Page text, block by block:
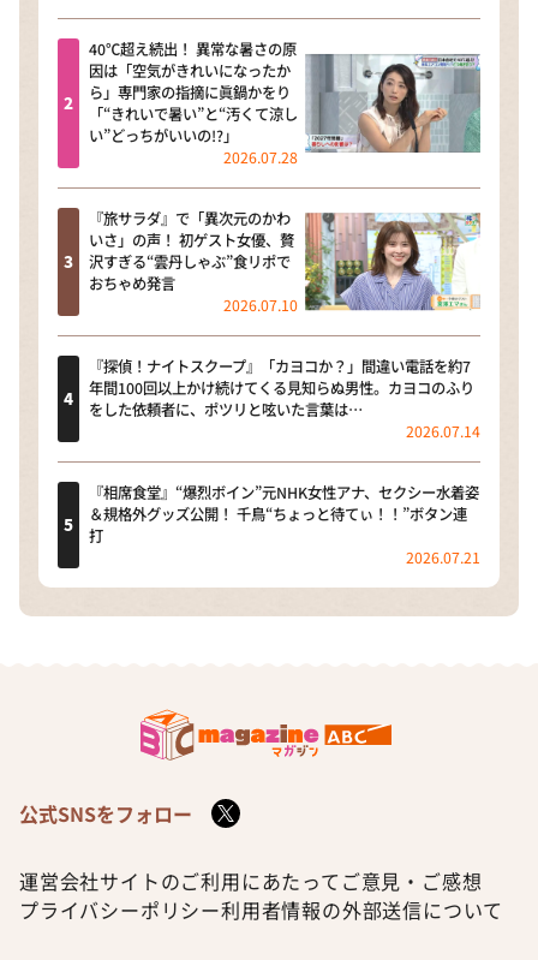
40℃超え続出！ 異常な暑さの原
因は「空気がきれいになったか
ら」専門家の指摘に眞鍋かをり
「“きれいで暑い”と“汚くて涼し
い”どっちがいいの!?」
2026.07.28
『旅サラダ』で「異次元のかわ
いさ」の声！ 初ゲスト女優、贅
沢すぎる“雲丹しゃぶ”食リポで
おちゃめ発言
2026.07.10
『探偵！ナイトスクープ』「カヨコか？」間違い電話を約7
年間100回以上かけ続けてくる見知らぬ男性。カヨコのふり
をした依頼者に、ポツリと呟いた言葉は…
2026.07.14
『相席食堂』“爆烈ボイン”元NHK女性アナ、セクシー水着姿
＆規格外グッズ公開！ 千鳥“ちょっと待てぃ！！”ボタン連
打
2026.07.21
公式SNSをフォロー
運営会社サイトのご利用にあたって ご意見・ご感想
プライバシーポリシー利用者情報の外部送信について